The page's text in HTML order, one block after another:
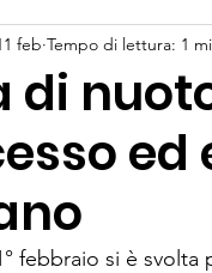
di
feb Tempo di lettura: 1
febbraio si è svolta